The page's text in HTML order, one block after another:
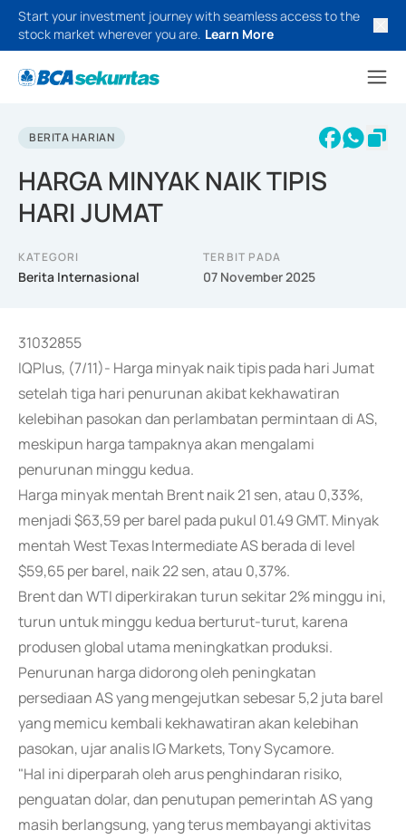
Start your investment journey with seamless access to the
stock market wherever you are. Learn More
BERITA HARIAN
HARGA MINYAK NAIK TIPIS
HARI JUMAT
KATEGORI
Berita Internasional
TERBIT PADA
07 November 2025
31032855
IQPlus, (7/11)- Harga minyak naik tipis pada hari Jumat
setelah tiga hari penurunan akibat kekhawatiran
kelebihan pasokan dan perlambatan permintaan di AS,
meskipun harga tampaknya akan mengalami
penurunan minggu kedua.
Harga minyak mentah Brent naik 21 sen, atau 0,33%,
menjadi $63,59 per barel pada pukul 01.49 GMT. Minyak
mentah West Texas Intermediate AS berada di level
$59,65 per barel, naik 22 sen, atau 0,37%.
Brent dan WTI diperkirakan turun sekitar 2% minggu ini,
turun untuk minggu kedua berturut-turut, karena
produsen global utama meningkatkan produksi.
Penurunan harga didorong oleh peningkatan
persediaan AS yang mengejutkan sebesar 5,2 juta barel
yang memicu kembali kekhawatiran akan kelebihan
pasokan, ujar analis IG Markets, Tony Sycamore.
"Hal ini diperparah oleh arus penghindaran risiko,
penguatan dolar, dan penutupan pemerintah AS yang
masih berlangsung, yang terus membayangi aktivitas